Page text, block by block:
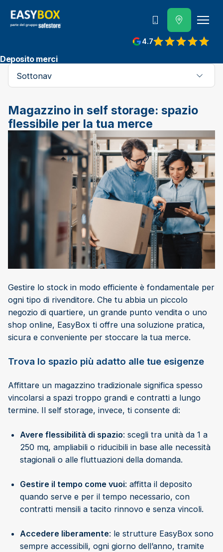
4.7
View reviews on Google
800 202 662
Deposito merci
Sottonav
Magazzino in self storage: spazio
flessibile per la tua merce
Gestire lo stock in modo efficiente è fondamentale per
ogni tipo di rivenditore. Che tu abbia un piccolo
negozio di quartiere, un grande punto vendita o uno
shop online, EasyBox ti offre una soluzione pratica,
sicura e conveniente per stoccare la tua merce.
Trova lo spazio più adatto alle tue esigenze
Affittare un magazzino tradizionale significa spesso
vincolarsi a spazi troppo grandi e contratti a lungo
termine. Il self storage, invece, ti consente di:
Avere flessibilità di spazio: scegli tra unità da 1 a
250 mq, ampliabili o riducibili in base alle necessità
stagionali o alle fluttuazioni della domanda.
Gestire il tempo come vuoi: affitta il deposito
quando serve e per il tempo necessario, con
contratti mensili a tacito rinnovo e senza vincoli.
Accedere liberamente: le strutture EasyBox sono
sempre accessibili, ogni giorno dell’anno, tramite